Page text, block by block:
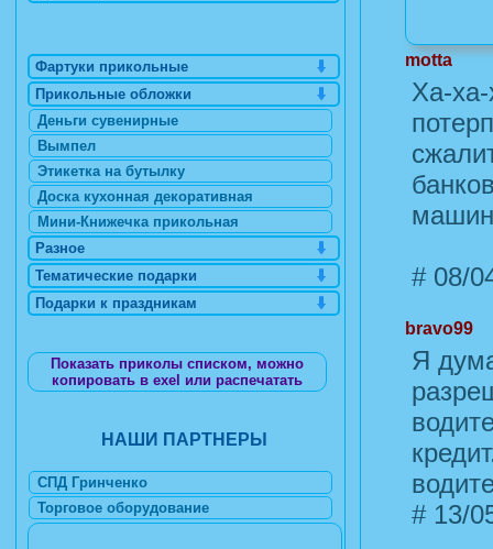
motta
Ха-ха-
#08/
bravo99
Я
#13/
Фартуки прикольные
Прикольные обложки
Деньги сувенирные
Вымпел
Этикетка на бутылку
Доска кухонная декоративная
Мини-Книжечка прикольная
Разное
Тематические подарки
Подарки к праздникам
Показать приколы списком, можно
копировать в exel или распечатать
НАШИ ПАРТНЕРЫ
СПД Гринченко
Торговое оборудование